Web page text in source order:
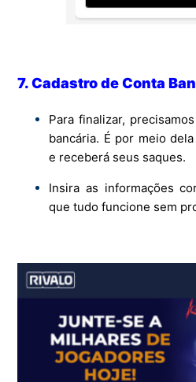
7. Cadastro de Conta
Para finalizar,
bancária. É por meio
e receberá seus saques.
Insira as informações
que tudo funcione sem